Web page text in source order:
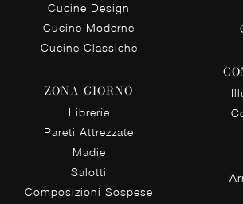
Cucine Design
Cucine Moderne
Cucine Classiche
ZONA GIORNO
Librerie
Pareti Attrezzate
Madie
Salotti
Composizioni Sospese